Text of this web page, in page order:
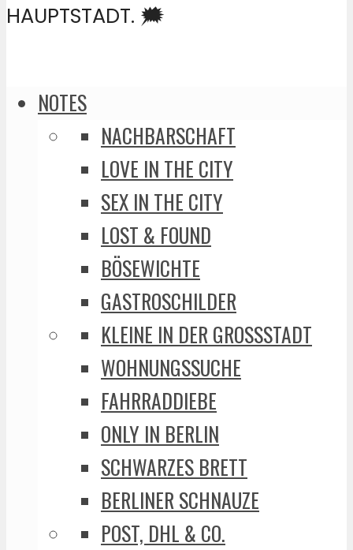
HAUPTSTADT. 🗯️
NOTES
NACHBARSCHAFT
LOVE IN THE CITY
SEX IN THE CITY
LOST & FOUND
BÖSEWICHTE
GASTROSCHILDER
KLEINE IN DER GROSSSTADT
WOHNUNGSSUCHE
FAHRRADDIEBE
ONLY IN BERLIN
SCHWARZES BRETT
BERLINER SCHNAUZE
POST, DHL & CO.